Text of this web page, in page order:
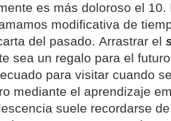
es más doloroso el
modificativa de
del pasado. Arrastrar el
sea un regalo para el
para visitar cuando
mediante el aprendizaje
suele recordarse